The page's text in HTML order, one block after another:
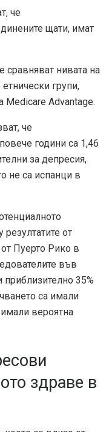
че
щати, имат
сравняват нивата на
групи,
Medicare Advantage.
че
години са 1,46
за депресия,
не са испанци в
от
Пуерто Рико в
във
35%
са имали
вероятна
здраве в